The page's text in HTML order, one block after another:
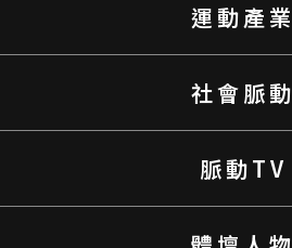
運動產業
社會脈動
脈動TV